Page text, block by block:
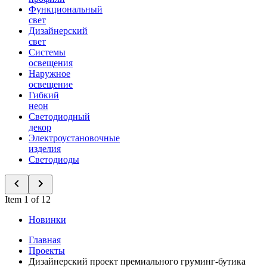
Функциональный
свет
Дизайнерский
свет
Системы
освещения
Наружное
освещение
Гибкий
неон
Светодиодный
декор
Электроустановочные
изделия
Светодиоды
Item 1 of 12
Новинки
Главная
Проекты
Дизайнерский проект премиального груминг-бутика